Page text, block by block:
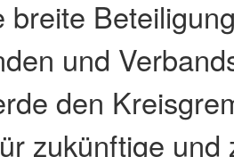
breite
und
den
zukünftige und